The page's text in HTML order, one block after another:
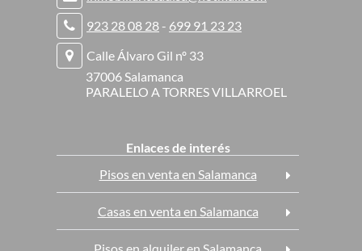
923 28 08 28 - 699 91 23 23
Calle Álvaro Gil nº 33
37006 Salamanca
PARALELO A TORRES VILLARROEL
Enlaces de interés
Pisos en venta en Salamanca
Casas en venta en Salamanca